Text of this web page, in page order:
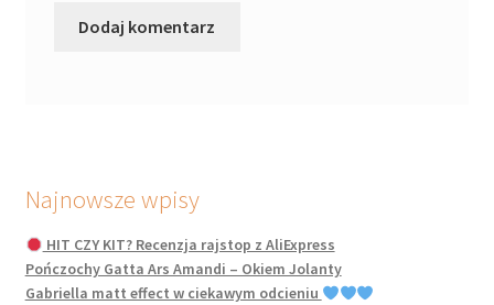
Najnowsze wpisy
HIT CZY KIT? Recenzja rajstop z AliExpress
Pończochy Gatta Ars Amandi – Okiem Jolanty
Gabriella matt effect w ciekawym odcieniu